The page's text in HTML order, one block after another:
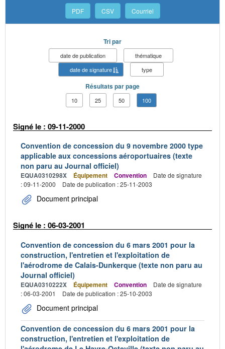
PDF CSV Courriel
Tri par
date de publication
thématique
date de signature
type
Résultats par page
10 25 50 100
Signé le : 09-11-2000
Convention de concession du 9 novembre 2000 type
applicable aux concessions aéroportuaires (texte
non paru au Journal officiel)
EQUA0310298X Équipement Convention
Date de signature
: 09-11-2000
Date de publication : 25-11-2003
Document principal
Signé le : 06-03-2001
Convention de concession du 6 mars 2001 pour la
construction, l'entretien et l'exploitation de
l'aérodrome de Calais-Dunkerque (texte non paru au
Journal officiel)
EQUA0310222X Équipement Convention
Date de signature
: 06-03-2001
Date de publication : 25-10-2003
Document principal
Convention de concession du 6 mars 2001 pour la
construction, l'entretien et l'exploitation de